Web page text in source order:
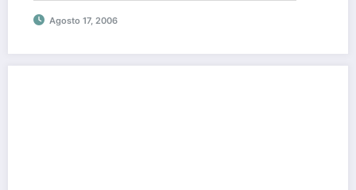
Agosto 17, 2006